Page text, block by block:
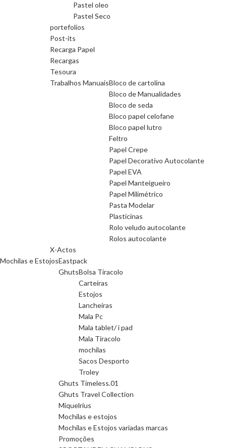
Pastel oleo
Pastel Seco
portefolios
Post-its
Recarga Papel
Recargas
Tesoura
Trabalhos ManuaisBloco de cartolina
Bloco de Manualidades
Bloco de seda
Bloco papel celofane
Bloco papel lutro
Feltro
Papel Crepe
Papel Decorativo Autocolante
Papel EVA
Papel Manteigueiro
Papel Milimétrico
Pasta Modelar
Plasticinas
Rolo veludo autocolante
Rolos autocolante
X-Actos
Mochilas e EstojosEastpack
GhutsBolsa Tiracolo
Carteiras
Estojos
Lancheiras
Mala Pc
Mala tablet/ i pad
Mala Tiracolo
mochilas
Sacos Desporto
Troley
Ghuts Timeless.01
Ghuts Travel Collection
Miquelrius
Mochilas e estojos
Mochilas e Estojos variadas marcas
Promoções